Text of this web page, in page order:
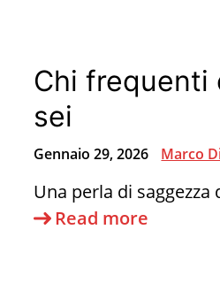
Chi frequenti
sei
Gennaio 29, 2026 Marco
Una perla di saggezza
Read more